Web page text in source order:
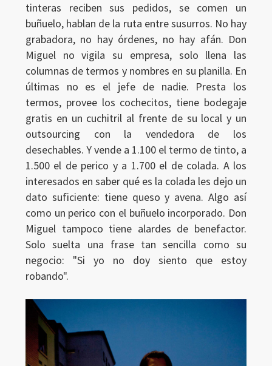
tinteras reciben sus pedidos, se comen un
buñuelo, hablan de la ruta entre susurros. No hay
grabadora, no hay órdenes, no hay afán. Don
Miguel no vigila su empresa, solo llena las
columnas de termos y nombres en su planilla. En
últimas no es el jefe de nadie. Presta los
termos, provee los cochecitos, tiene bodegaje
gratis en un cuchitril al frente de su local y un
outsourcing con la vendedora de los
desechables. Y vende a 1.100 el termo de tinto, a
1.500 el de perico y a 1.700 el de colada. A los
interesados en saber qué es la colada les dejo un
dato suficiente: tiene queso y avena. Algo así
como un perico con el buñuelo incorporado. Don
Miguel tampoco tiene alardes de benefactor.
Solo suelta una frase tan sencilla como su
negocio: "Si yo no doy siento que estoy
robando".
Ingresar